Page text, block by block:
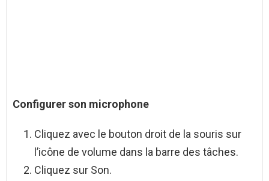
Configurer son microphone
Cliquez avec le bouton droit de la souris sur
l’icône de volume dans la barre des tâches.
Cliquez sur Son.